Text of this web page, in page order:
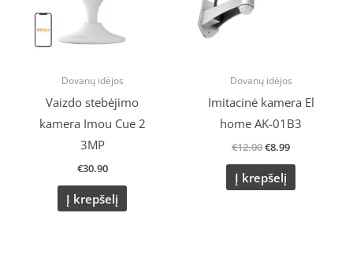
Dovanų idėjos
Vaizdo stebėjimo
kamera Imou Cue 2
3MP
€30.90
Į krepšelį
Dovanų idėjos
Imitacinė kamera El
home AK-01B3
€12.00€8.99
Į krepšelį